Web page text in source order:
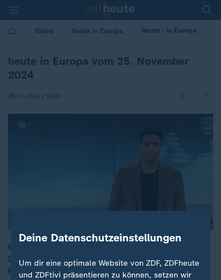
Video heute in Europa heute - in Europa
heute in Europa vom 25. November
2024
25.11.2024 | 16:00
00:17
Mit den Themen: Frachtflugzeug in Litauen abgestürzt:
Deutschland schickt Ermittler/ Präsidentenwahl in
Rumänien: Ultra-rechter Kandidat vorn
Deine Datenschutzeinstellungen
Um dir eine optimale Website von ZDF, ZDFheute
und ZDFtivi präsentieren zu können, setzen wir